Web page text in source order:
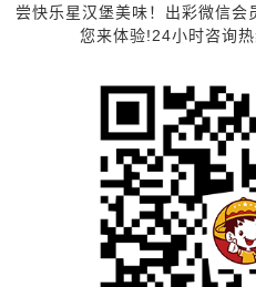
尝快乐星汉堡美味！出彩微信
您来体验!24小时咨询